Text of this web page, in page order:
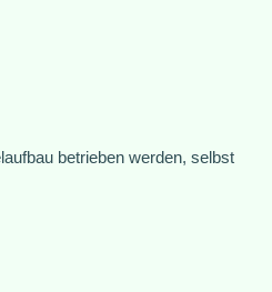
betrieben werden, selbst